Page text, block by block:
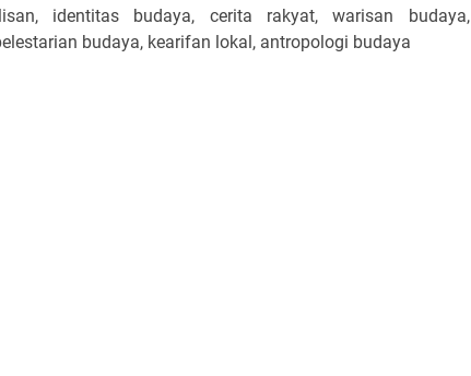
identitas budaya, cerita rakyat, warisan budaya,
budaya, kearifan lokal, antropologi budaya